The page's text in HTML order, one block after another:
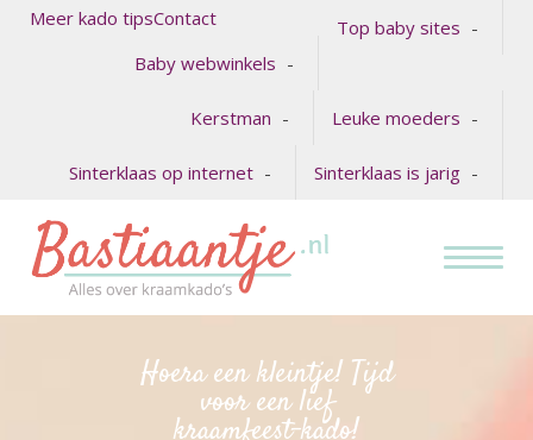
Meer kado tipsContact
Top baby sites
Baby webwinkels
Leuke moeders
Kerstman
Sinterklaas is jarig
Sinterklaas op internet
Hoera een kleintje! Tijd
voor een lief
kraamfeest-kado!